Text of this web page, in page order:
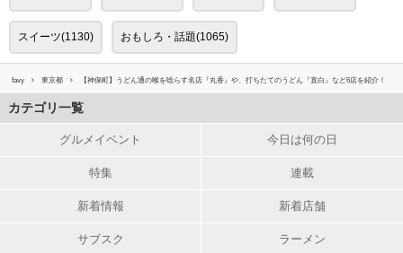
スイーツ(1130) おもしろ・話題(1065)
favy 東京都 【神保町】うどん通の喉を唸らす名店『丸香』や、打ちたてのうどん『直白』など6店を紹介！
カテゴリ一覧
グルメイベント 今日は何の日
特集 連載
新着情報 新着店舗
サブスク ラーメン